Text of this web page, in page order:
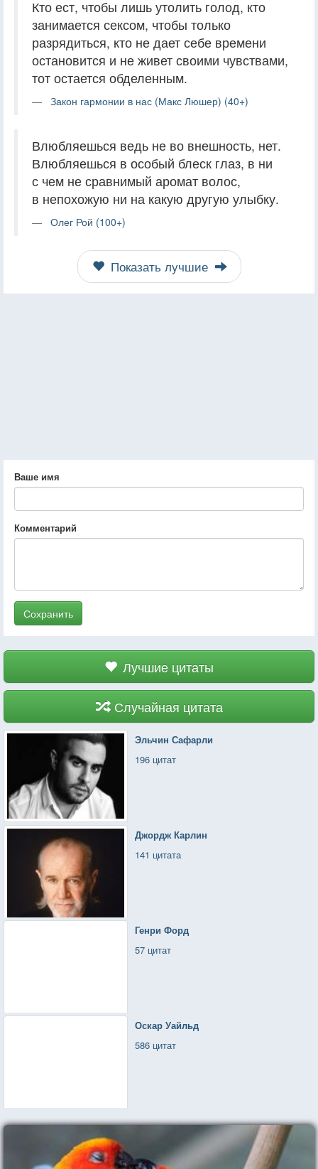
Кто ест, чтобы лишь утолить голод, кто
занимается сексом, чтобы только
разрядиться, кто не дает себе времени
остановится и не живет своими чувствами,
тот остается обделенным.
Закон гармонии в нас (Макс Люшер) (40+)
Влюбляешься ведь не во внешность, нет.
Влюбляешься в особый блеск глаз, в ни
с чем не сравнимый аромат волос,
в непохожую ни на какую другую улыбку.
Олег Рой (100+)
Показать лучшие
Ваше имя
Комментарий
Сохранить
Лучшие цитаты
Случайная цитата
Эльчин Сафарли
196 цитат
Джордж Карлин
141 цитата
Генри Форд
57 цитат
Оскар Уайльд
586 цитат